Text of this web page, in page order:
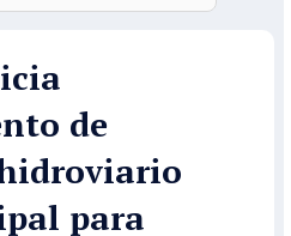
de
para